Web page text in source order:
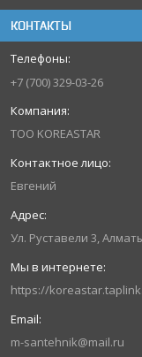
КОНТАКТЫ
+7 (700) 329-03-26
ТОО KOREASTAR
Евгений
Ул. Руставели 3,
https://
m-santehnik@mail.ru